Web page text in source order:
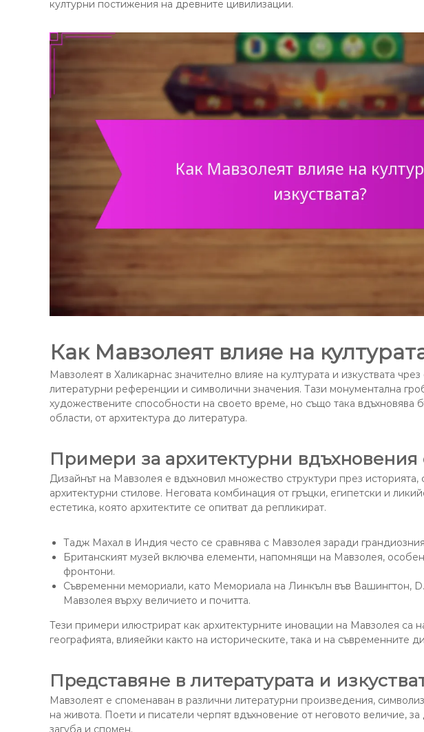
културни постижения на древните цивилизации.
Как Мавзолеят влияе на
Мавзолеят в Халикарнас значително влияе на културата и изкуствата
литературни референции и символични значения. Тази монументална
художествените способности на своето време, но също така вдъхновява
области, от архитектура до литература.
Примери за архитектурни вдъхновения
Дизайнът на Мавзолея е вдъхновил множество структури през историята,
архитектурни стилове. Неговата комбинация от гръцки, египетски и
естетика, която архитектите се опитват да репликират.
Тадж Махал в Индия често се сравнява с Мавзолея заради
Британският музей включва елементи, напомнящи на Мавзолея,
фронтони.
Съвременни мемориали, като Мемориала на Линкълн във Вашингтон,
Мавзолея върху величието и почитта.
Тези примери илюстрират как архитектурните иновации на Мавзолея са
географията, влияейки както на историческите, така и на съвременните
Представяне в литературата и
Мавзолеят е споменаван в различни литературни произведения,
на живота. Поети и писатели черпят вдъхновение от неговото величие,
загуба и спомен.